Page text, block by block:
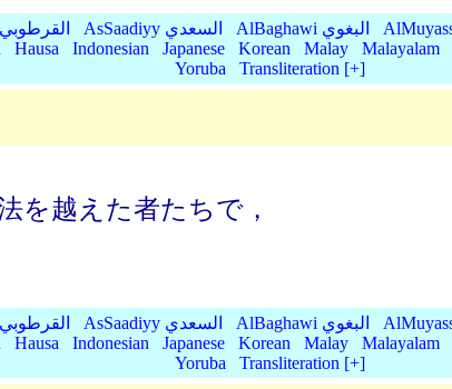
AlQurtubi القرطوبي AsSaadiyy السعدي AlBaghawi البغوي
Hausa Indonesian Japanese Korean Malay Malayalam
Yoruba
Transliteration [+]
を越えた者たちで，
AlQurtubi القرطوبي AsSaadiyy السعدي AlBaghawi البغوي
Hausa Indonesian Japanese Korean Malay Malayalam
Yoruba
Transliteration [+]